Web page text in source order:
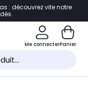
: découvrez vite notre
Me connecterPanier